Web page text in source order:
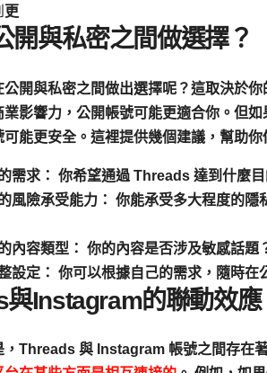
更
開與私密之間做選擇？
公開與私密之間做出選擇呢？這取決於你
業影響力，公開帳號可能更適合你。但
能更安全。這裡提供幾個建議，幫助你
需求： 你希望通過 Threads 達到什麼
風險承受能力： 你能承受多大程度的隱
內容類型： 你的內容是否涉及敏感話題
設定： 你可以根據自己的需求，隨時在
與Instagram的聯動效應
，Threads 與 Instagram 帳號之間存在